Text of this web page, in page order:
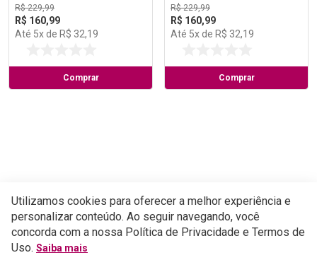
R$ 229,99
R$ 160,99
Até 5x de R$ 32,19
Comprar
R$ 229,99
R$ 160,99
Até 5x de R$ 32,19
Comprar
Utilizamos cookies para oferecer a melhor experiência e
personalizar conteúdo. Ao seguir navegando, você
concorda com a nossa Política de Privacidade e Termos de
Uso. Saiba mais